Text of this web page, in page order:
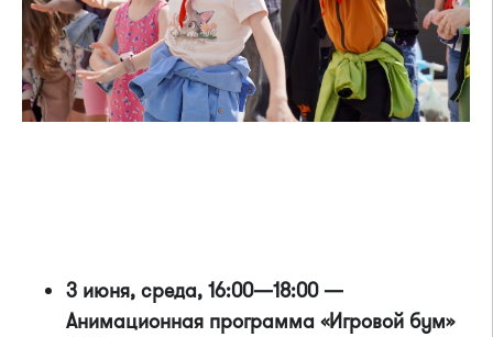
3 июня, среда, 16:00—18:00 —
Анимационная программа «Игровой бум»